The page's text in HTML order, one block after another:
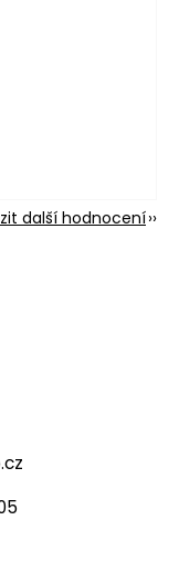
další hodnocení